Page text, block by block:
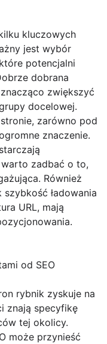
kluczowych
jest wybór
potencjalni
dobrana
zwiększyć
docelowej.
zarówno pod
znaczenie.
zadbać o to,
Również
ładowania
URL, mają
od SEO
rybnik zyskuje na
znają specyfikę
tej okolicy.
może przynieść